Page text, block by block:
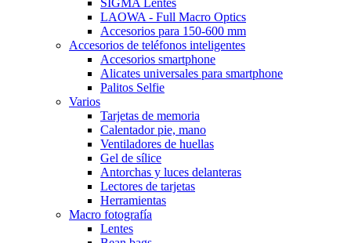
SIGMA Lentes
LAOWA - Full Macro Optics
Accesorios para 150-600 mm
Accesorios de teléfonos inteligentes
Accesorios smartphone
Alicates universales para smartphone
Palitos Selfie
Varios
Tarjetas de memoria
Calentador pie, mano
Ventiladores de huellas
Gel de sílice
Antorchas y luces delanteras
Lectores de tarjetas
Herramientas
Macro fotografía
Lentes